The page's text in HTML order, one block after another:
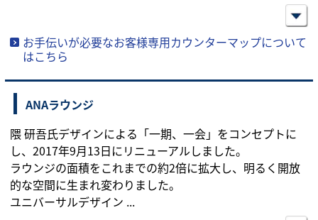
お手伝いが必要なお客様専用カウンターマップについて
はこちら
ANAラウンジ
隈 研吾氏デザインによる「一期、一会」をコンセプトに
し、2017年9月13日にリニューアルしました。
ラウンジの面積をこれまでの約2倍に拡大し、明るく開放
的な空間に生まれ変わりました。
ユニバーサルデザイン ...